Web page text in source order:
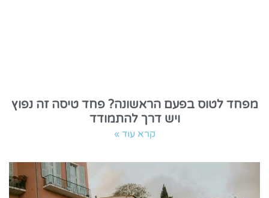
מפחד לטוס בפעם הראשונה? פחד טיסה זה נפוץ
ויש דרך להתמודד
קרא עוד »